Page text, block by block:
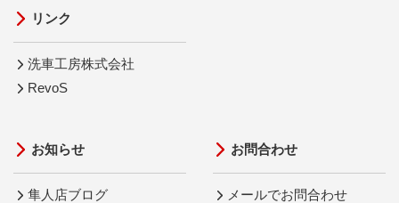
リンク
洗車工房株式会社
RevoS
お知らせ
隼人店ブログ
お問合わせ
メールでお問合わせ